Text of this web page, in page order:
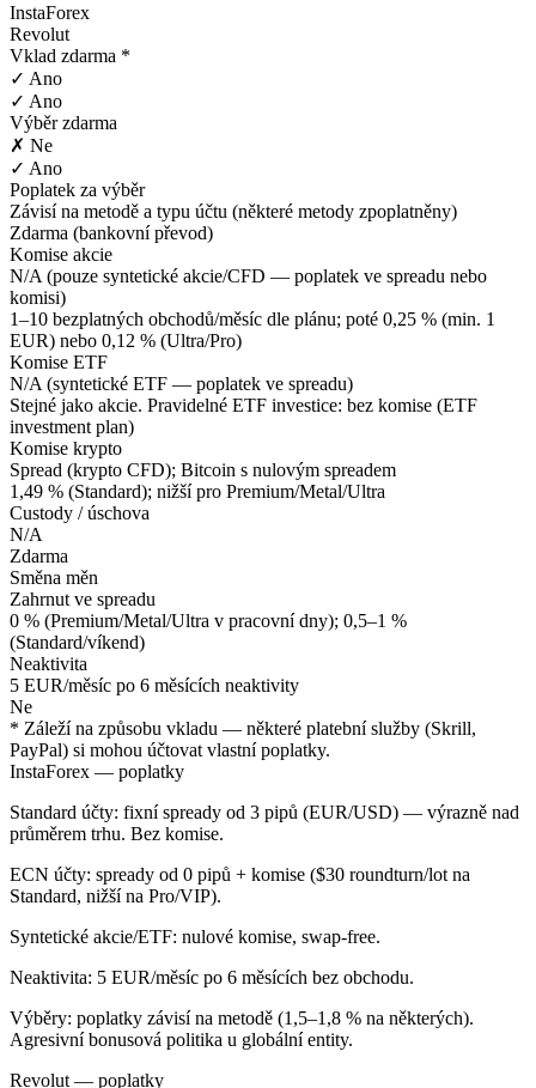
InstaForex
Revolut
Vklad zdarma *
✓ Ano
✓ Ano
Výběr zdarma
✗ Ne
✓ Ano
Poplatek za výběr
Závisí na metodě a typu účtu (některé metody zpoplatněny)
Zdarma (bankovní převod)
Komise akcie
N/A (pouze syntetické akcie/CFD — poplatek ve spreadu nebo
komisi)
1–10 bezplatných obchodů/měsíc dle plánu; poté 0,25 % (min. 1
EUR) nebo 0,12 % (Ultra/Pro)
Komise ETF
N/A (syntetické ETF — poplatek ve spreadu)
Stejné jako akcie. Pravidelné ETF investice: bez komise (ETF
investment plan)
Komise krypto
Spread (krypto CFD); Bitcoin s nulovým spreadem
1,49 % (Standard); nižší pro Premium/Metal/Ultra
Custody / úschova
N/A
Zdarma
Směna měn
Zahrnut ve spreadu
0 % (Premium/Metal/Ultra v pracovní dny); 0,5–1 %
(Standard/víkend)
Neaktivita
5 EUR/měsíc po 6 měsících neaktivity
Ne
* Záleží na způsobu vkladu — některé platební služby (Skrill,
PayPal) si mohou účtovat vlastní poplatky.
InstaForex — poplatky
Standard účty: fixní spready od 3 pipů (EUR/USD) — výrazně nad
průměrem trhu. Bez komise.
ECN účty: spready od 0 pipů + komise ($30 roundturn/lot na
Standard, nižší na Pro/VIP).
Syntetické akcie/ETF: nulové komise, swap-free.
Neaktivita: 5 EUR/měsíc po 6 měsících bez obchodu.
Výběry: poplatky závisí na metodě (1,5–1,8 % na některých).
Agresivní bonusová politika u globální entity.
Revolut — poplatky